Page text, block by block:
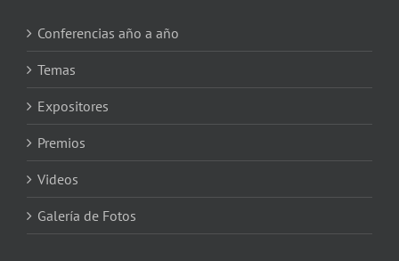
Conferencias año a año
Temas
Expositores
Premios
Videos
Galería de Fotos